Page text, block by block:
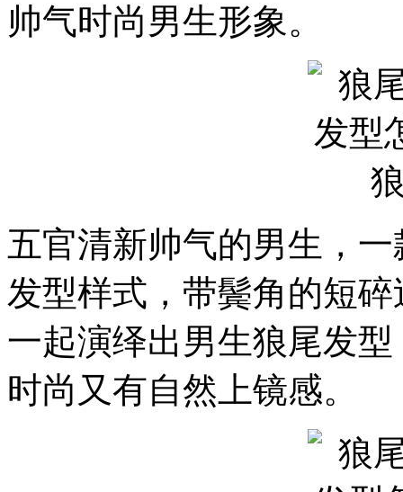
帅气时尚男生形象。
五官清新帅气的男生，
发型样式，带鬓角的短碎
一起演绎出男生狼尾发
时尚又有自然上镜感。